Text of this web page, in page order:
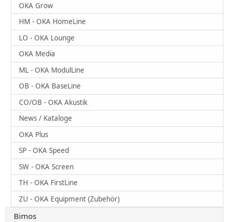
OKA Grow
HM - OKA HomeLine
LO - OKA Lounge
OKA Media
ML - OKA ModulLine
OB - OKA BaseLine
CO/OB - OKA Akustik
News / Kataloge
OKA Plus
SP - OKA Speed
SW - OKA Screen
TH - OKA FirstLine
ZU - OKA Equipment (Zubehör)
Bimos